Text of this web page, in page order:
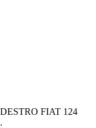
FIAT 124